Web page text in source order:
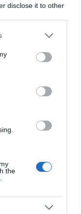
disclose it to other
or more Google
You may click to
party tags to
in below Google
the